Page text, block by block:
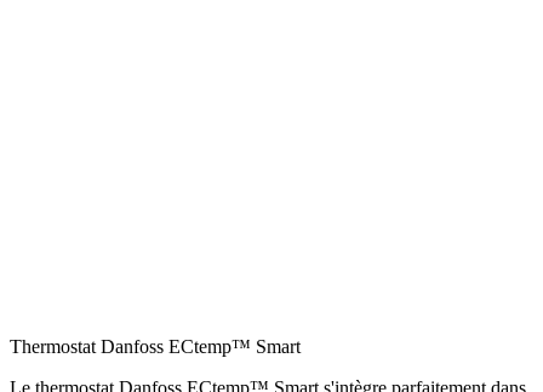
Thermostat Danfoss ECtemp™ Smart
Le thermostat Danfoss ECtemp™ Smart s'intègre parfaitement dans